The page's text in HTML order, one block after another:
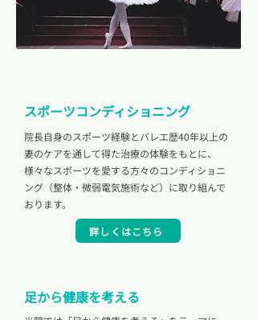
スポーツコンディショニング
院長自身のスポーツ経験とバレエ歴40年以上の
妻のケアを通して得た治療の体験をもとに、
様々なスポーツを愛する方々のコンディショニ
ング（整体・微弱電気施術など）に取り組んで
おります。
詳しくはこちら
足から健康を考える